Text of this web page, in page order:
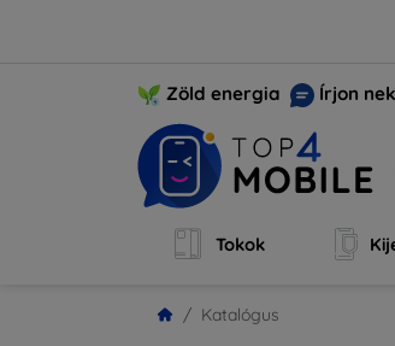
Zöld energia Írjon
Tokok
Katalógus